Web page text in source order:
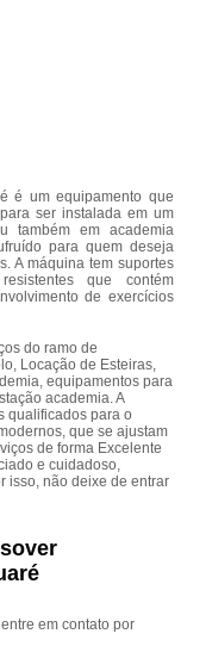
é um equipamento que
ser instalada em um
também em academia
para quem deseja
A máquina tem suportes
que contém
de exercícios
do ramo de
Locação de Esteiras,
equipamentos para
academia. A
qualificados para o
que se ajustam
de forma Excelente
e cuidadoso,
isso, não deixe de entrar
em contato por